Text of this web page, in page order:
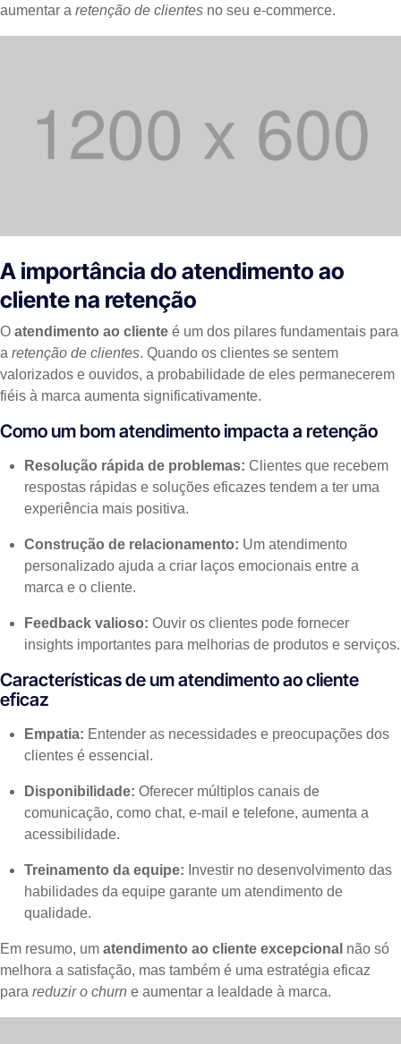
aumentar a retenção de clientes no seu e-commerce.
A importância do atendimento ao
cliente na retenção
O atendimento ao cliente é um dos pilares fundamentais para
a retenção de clientes. Quando os clientes se sentem
valorizados e ouvidos, a probabilidade de eles permanecerem
fiéis à marca aumenta significativamente.
Como um bom atendimento impacta a retenção
Resolução rápida de problemas: Clientes que recebem
respostas rápidas e soluções eficazes tendem a ter uma
experiência mais positiva.
Construção de relacionamento: Um atendimento
personalizado ajuda a criar laços emocionais entre a
marca e o cliente.
Feedback valioso: Ouvir os clientes pode fornecer
insights importantes para melhorias de produtos e serviços.
Características de um atendimento ao cliente
eficaz
Empatia: Entender as necessidades e preocupações dos
clientes é essencial.
Disponibilidade: Oferecer múltiplos canais de
comunicação, como chat, e-mail e telefone, aumenta a
acessibilidade.
Treinamento da equipe: Investir no desenvolvimento das
habilidades da equipe garante um atendimento de
qualidade.
Em resumo, um atendimento ao cliente excepcional não só
melhora a satisfação, mas também é uma estratégia eficaz
para reduzir o churn e aumentar a lealdade à marca.